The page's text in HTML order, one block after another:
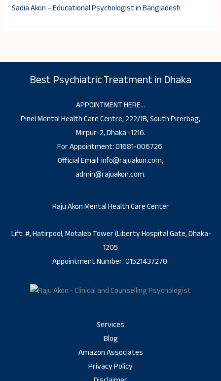
Sadia Akon – Educational Psychologist in Bangladesh
Best Psychiatric Treatment in Dhaka
APPOINTMENT HERE…
Pinel Mental Health Care Centre, 222/1B, South Pirerbag,
Mirpur-2, Dhaka -1216.
For Appointment: 01681-006726.
Official Email: info@rajuakon.com,
admin@rajuakon.com.
Raju Akon Mental Health Care Center
Lift: #, Hatirpool, Motaleb Tower (Liberty Hospital Gate, Dhaka-
1205
Appointment Number: 01521437270.
Services
Blog
Amazon Associates
Privacy Policy